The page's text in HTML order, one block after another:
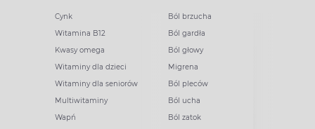
Cynk
Witamina B12
Kwasy omega
Witaminy dla dzieci
Witaminy dla seniorów
Multiwitaminy
Wapń
Ból brzucha
Ból gardła
Ból głowy
Migrena
Ból pleców
Ból ucha
Ból zatok